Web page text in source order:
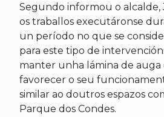
Segundo informou o alcalde,
os traballos executáronse
un período no que se
para este tipo de
manter unha lámina de auga
favorecer o seu
similar ao doutros espazos
Parque dos Condes.